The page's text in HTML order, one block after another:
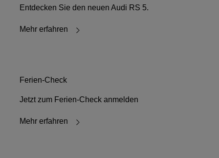
Entdecken Sie den neuen Audi RS 5.
Mehr erfahren
Ferien-Check
Jetzt zum Ferien-Check anmelden
Mehr erfahren